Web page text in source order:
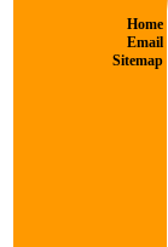
Home
Email
Sitemap